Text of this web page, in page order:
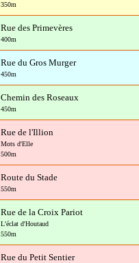
350m
Rue des Primevères
400m
Rue du Gros Murger
450m
Chemin des Roseaux
450m
Rue de l'Illion
Mots d'Elle
500m
Route du Stade
550m
Rue de la Croix Pariot
L'éclat d'Houtaud
550m
Rue du Petit Sentier